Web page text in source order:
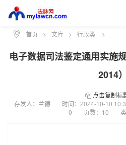
首页 > 文库 > 行政类 >
电子数据司法鉴定通用实施
2014）
点击复制标
存发人：兰德
时间： 2024-10-10
0
页数：10